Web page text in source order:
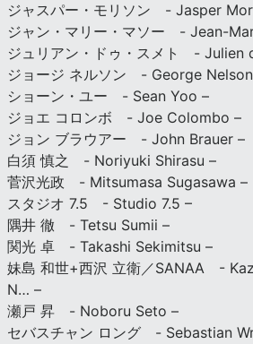
ジャスパー・モリソン - Jasper
ジャン・マリー・マソー - Jean-
ジュリアン・ドゥ・スメト - Julien
ジョージ ネルソン - George
ショーン・ユー - Sean Yoo –
ジョエ コロンボ - Joe Colombo –
ジョン ブラウアー - John Brauer –
白須 慎之 - Noriyuki Shirasu –
菅沢光政 - Mitsumasa Sugasawa –
スタジオ 7.5 - Studio 7.5 –
隅井 徹 - Tetsu Sumii –
関光 卓 - Takashi Sekimitsu –
妹島 和世+西沢 立衛／SANAA -
N… –
瀬戸 昇 - Noboru Seto –
セバスチャン ロング - Sebastian